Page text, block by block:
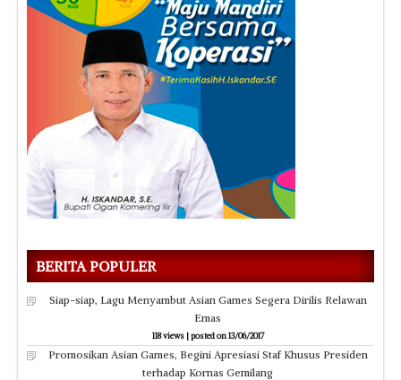
BERITA POPULER
Siap-siap, Lagu Menyambut Asian Games Segera Dirilis Relawan
Emas
118 views|posted on 13/06/2017
Promosikan Asian Games, Begini Apresiasi Staf Khusus Presiden
terhadap Kornas Gemilang